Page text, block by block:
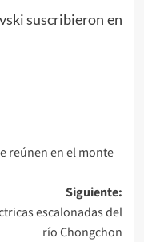
suscribieron en
reúnen en el monte
Siguiente:
escalonadas del
río Chongchon